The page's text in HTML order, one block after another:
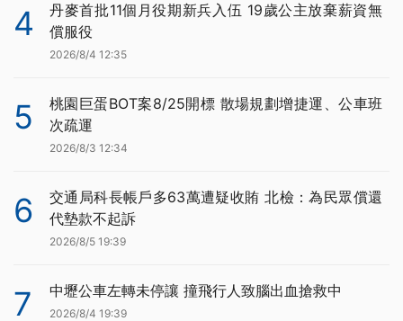
4
丹麥首批11個月役期新兵入伍 19歲公主放棄薪資無
償服役
2026/8/4 12:35
5
桃園巨蛋BOT案8/25開標 散場規劃增捷運、公車班
次疏運
2026/8/3 12:34
6
交通局科長帳戶多63萬遭疑收賄 北檢：為民眾償還
代墊款不起訴
2026/8/5 19:39
7 中壢公車左轉未停讓 撞飛行人致腦出血搶救中
2026/8/4 19:39